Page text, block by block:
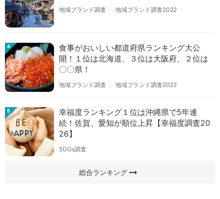
地域ブランド調査 地域ブランド調査2022
4
食事がおいしい都道府県ランキング大公
開！１位は北海道、３位は大阪府、２位は
〇〇県！
地域ブランド調査 地域ブランド調査2022
5
幸福度ランキング１位は沖縄県で5年連
続！佐賀、愛知が順位上昇【幸福度調査20
26】
SDGs調査
総合ランキングarrow_right_alt